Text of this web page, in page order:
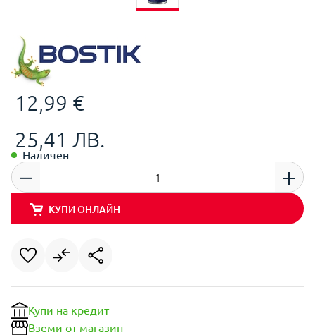
12,99 €
25,41 ЛВ.
Наличен
КУПИ ОНЛАЙН
Купи на кредит
Вземи от магазин